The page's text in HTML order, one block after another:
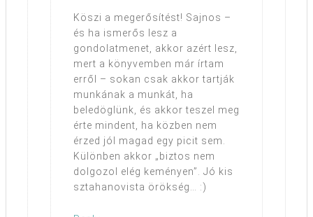
Köszi a megerősítést! Sajnos –
és ha ismerős lesz a
gondolatmenet, akkor azért lesz,
mert a könyvemben már írtam
erről – sokan csak akkor tartják
munkának a munkát, ha
beledöglünk, és akkor teszel meg
érte mindent, ha közben nem
érzed jól magad egy picit sem.
Különben akkor „biztos nem
dolgozol elég keményen”. Jó kis
sztahanovista örökség… :)